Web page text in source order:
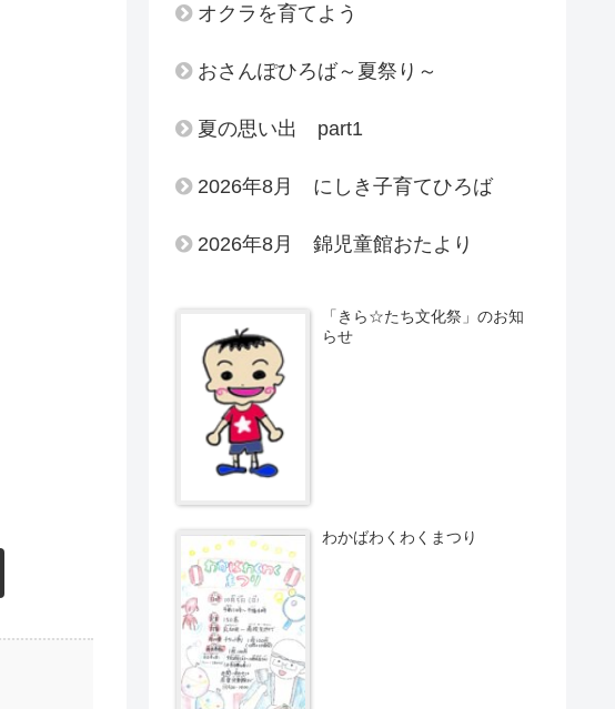
オクラを育てよう
おさんぽひろば～夏祭り～
夏の思い出 part1
2026年8月 にしき子育てひろば
2026年8月 錦児童館おたより
「きら☆たち文化祭」のお知
らせ
わかばわくわくまつり